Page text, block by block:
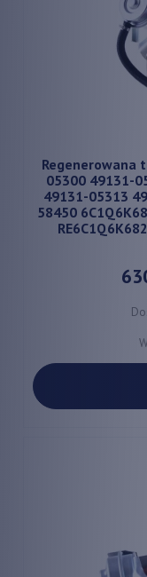
Regenerowana
05300 49131-
49131-05313
58450